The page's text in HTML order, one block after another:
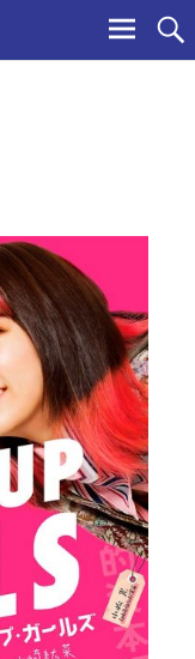
to